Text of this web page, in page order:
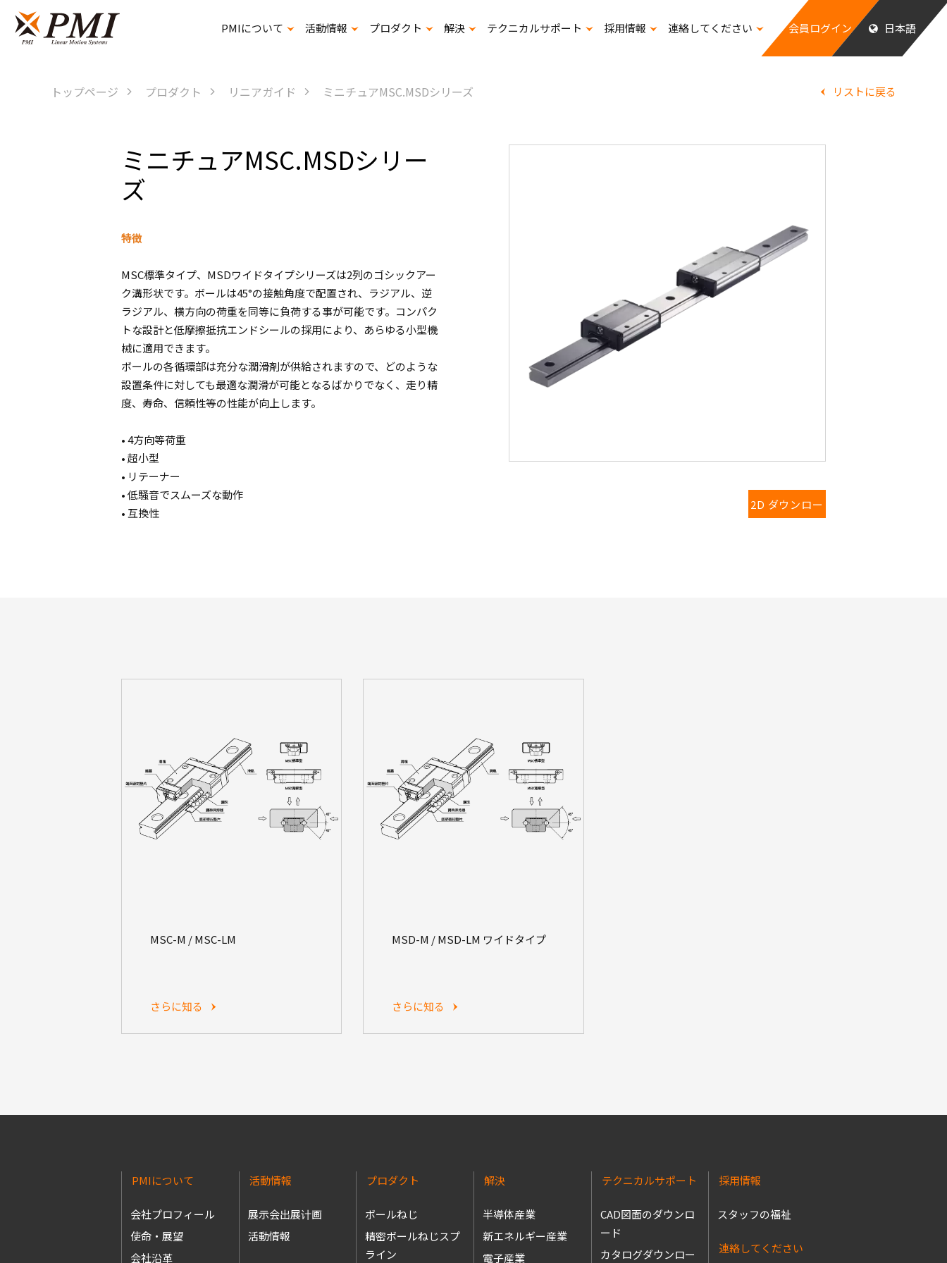
PMIについて 活動情報 プロダクト 解決 テクニカルサポート 採用情報 連絡してください 会員ログイン 日本語
トップページ プロダクト リニアガイド ミニチュアMSC.MSDシリーズ リストに戻る
ミニチュアMSC.MSDシリー
ズ
特徴
MSC標準タイプ、MSDワイドタイプシリーズは2列のゴシックアー
ク溝形状です。ボールは45°の接触角度で配置され、ラジアル、逆
ラジアル、横方向の荷重を同等に負荷する事が可能です。コンパク
トな設計と低摩擦抵抗エンドシールの採用により、あらゆる小型機
械に適用できます。
ボールの各循環部は充分な潤滑剤が供給されますので、どのような
設置条件に対しても最適な潤滑が可能となるばかりでなく、走り精
度、寿命、信頼性等の性能が向上します。
• 4方向等荷重
• 超小型
• リテーナー
• 低騒音でスムーズな動作
• 互換性
2D ダウンロー
MSC-M / MSC-LM
さらに知る
MSD-M / MSD-LM ワイドタイプ
さらに知る
PMIについて
会社プロフィール
使命・展望
会社沿革
活動情報
展示会出展计画
活動情報
プロダクト
ボールねじ
精密ボールねじスプ
ライン
解決
半導体産業
新エネルギー産業
電子産業
テクニカルサポート
CAD図面のダウンロ
ード
カタログダウンロー
採用情報
スタッフの福祉
連絡してください